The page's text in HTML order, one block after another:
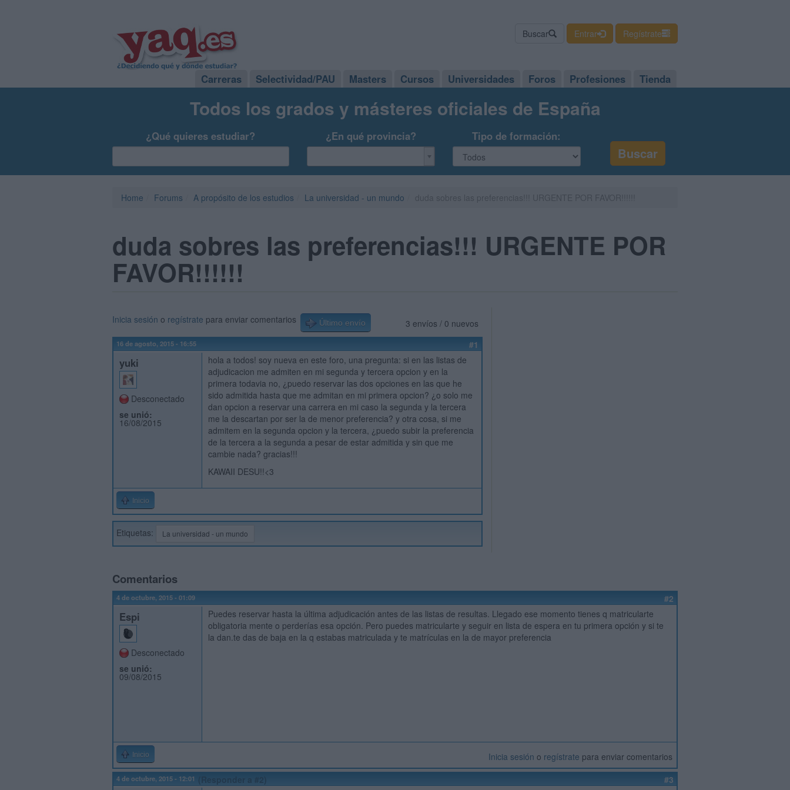
Buscar Entrar Regístrate
Carreras Selectividad/PAU Masters Cursos Universidades Foros Profesiones Tienda
Todos los grados y másteres oficiales de España
¿Qué quieres estudiar? ¿En qué provincia? Tipo de formación:
Home Forums A propósito de los estudios La universidad - un mundo
duda sobres las preferencias!!! URGENTE POR
FAVOR!!!!!!
3 envíos / 0 nuevos
Inicia sesión o regístrate para enviar comentarios Último envío
16 de agosto, 2015 - 16:55 #1
yuki
Desconectado
se unió:
16/08/2015
hola a todos! soy nueva en este foro, una pregunta: si en las listas de
adjudicacion me admiten en mi segunda y tercera opcion y en la
primera todavia no, ¿puedo reservar las dos opciones en las que he
sido admitida hasta que me admitan en mi primera opcion? ¿o solo me
dan opcion a reservar una carrera en mi caso la segunda y la tercera
me la descartan por ser la de menor preferencia? y otra cosa, si me
admitem en la segunda opcion y la tercera, ¿puedo subir la preferencia
de la tercera a la segunda a pesar de estar admitida y sin que me
cambie nada? gracias!!!
KAWAII DESU!!<3
Inicio
Etiquetas: La universidad - un mundo
Comentarios
4 de octubre, 2015 - 01:09 #2
Espi
Desconectado
se unió:
09/08/2015
Puedes reservar hasta la última adjudicación antes de las listas de resultas. Llegado ese momento tienes q matricularte
obligatoria mente o perderías esa opción. Pero puedes matricularte y seguir en lista de espera en tu primera opción y si te
la dan.te das de baja en la q estabas matriculada y te matrículas en la de mayor preferencia
Inicio Inicia sesión o regístrate para enviar comentarios
4 de octubre, 2015 - 12:01 #3